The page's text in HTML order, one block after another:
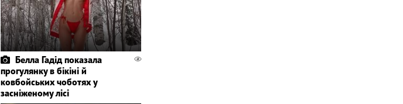
Белла Гадід показала
прогулянку в бікіні й
ковбойських чоботях у
засніженому лісі